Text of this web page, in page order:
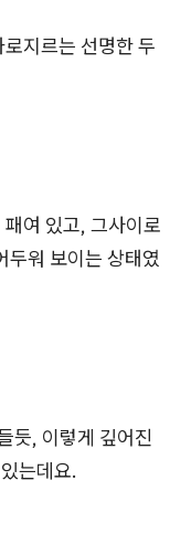
지르는 선명한 두
여 있고, 그사이로
두워 보이는 상태였
듯, 이렇게 깊어진
는데요.